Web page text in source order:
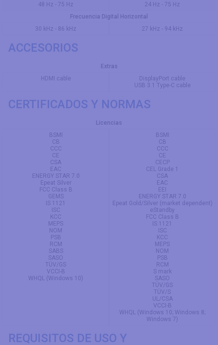
48 Hz - 75 Hz
24 Hz - 75 Hz
Frecuencia Digital Horizontal
30 kHz - 86 kHz
27 kHz - 94 kHz
ACCESORIOS
Extras
HDMI cable
DisplayPort cable
USB 3.1 Type-C cable
CERTIFICADOS Y NORMAS
Licencias
BSMI
CB
CCC
CE
CSA
EAC
ENERGY STAR 7.0
Epeat Silver
FCC Class B
GEMS
IS 1121
ISC
KCC
MEPS
NOM
PSB
RCM
SABS
SASO
TÜV/GS
VCCI-B
WHQL (Windows 10)
BSMI
CB
CCC
CE
CECP
CEL Grade 1
CSA
EAC
EEI
ENERGY STAR 7.0
Epeat Gold/Silver (market dependent)
eStandby
FCC Class B
IS 1121
ISC
KCC
MEPS
NOM
PSB
RCM
S mark
SASO
TÜV/GS
TÜV/S
UL/CSA
VCCI-B
WHQL (Windows 10; Windows 8;
Windows 7)
REQUISITOS DE USO Y